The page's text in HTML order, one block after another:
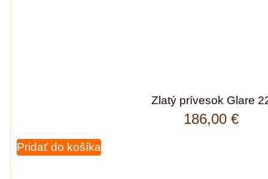
Zlatý prívesok Glare
186,00 €
Pridať do košíka